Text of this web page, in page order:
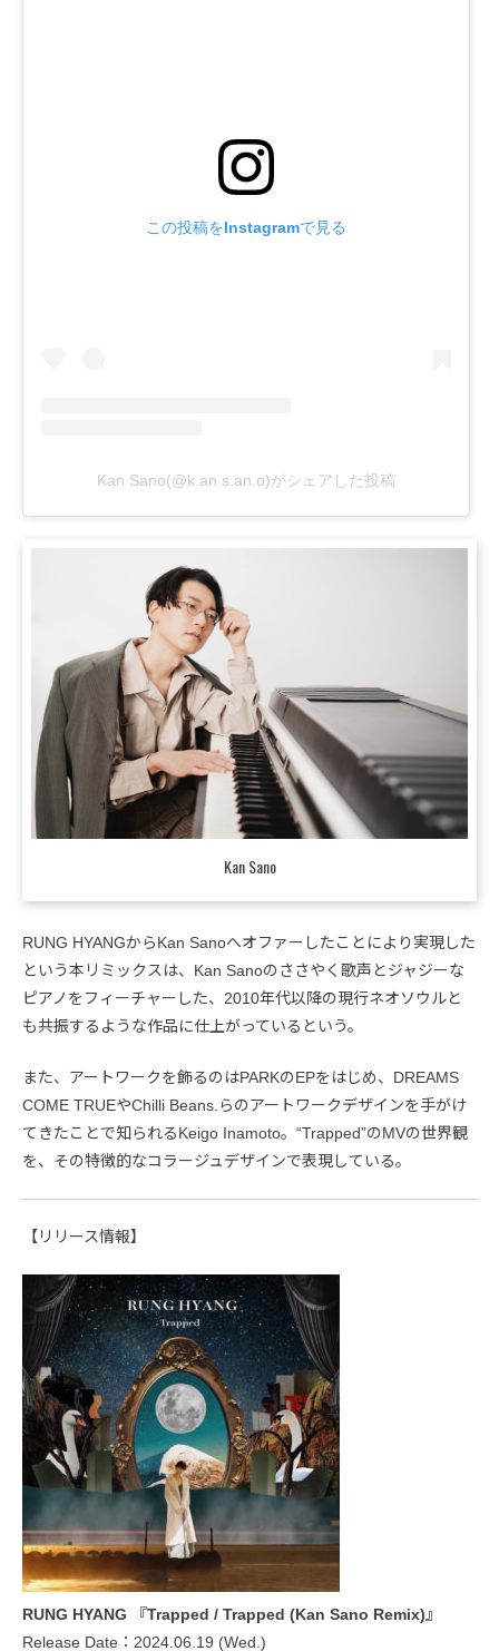
この投稿をInstagramで見る
Kan Sano(@k.an.s.an.o)がシェアした投稿
Kan Sano
RUNG HYANGからKan Sanoへオファーしたことにより実現した
という本リミックスは、Kan Sanoのささやく歌声とジャジーな
ピアノをフィーチャーした、2010年代以降の現行ネオソウルと
も共振するような作品に仕上がっているという。
また、アートワークを飾るのはPARKのEPをはじめ、DREAMS
COME TRUEやChilli Beans.らのアートワークデザインを手がけ
てきたことで知られるKeigo Inamoto。“Trapped”のMVの世界観
を、その特徴的なコラージュデザインで表現している。
【リリース情報】
RUNG HYANG 『Trapped / Trapped (Kan Sano Remix)』
Release Date：2024.06.19 (Wed.)